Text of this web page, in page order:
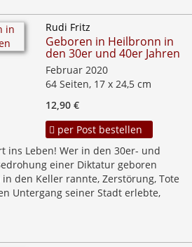
Rudi Fritz
Geboren in Heilbronn in
den 30er und 40er Jahren
Februar 2020
64 Seiten, 17 x 24,5 cm
12,90 €
per Post bestellen
ins Leben! Wer in den 30er- und
einer Diktatur geboren
den Keller rannte, Zerstörung, Tote
Untergang seiner Stadt erlebte,